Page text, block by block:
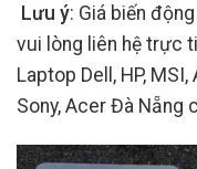
Lưu ý: Giá biến
vui lòng liên hệ trực
Laptop Dell, HP,
Sony, Acer Đà Nẵng